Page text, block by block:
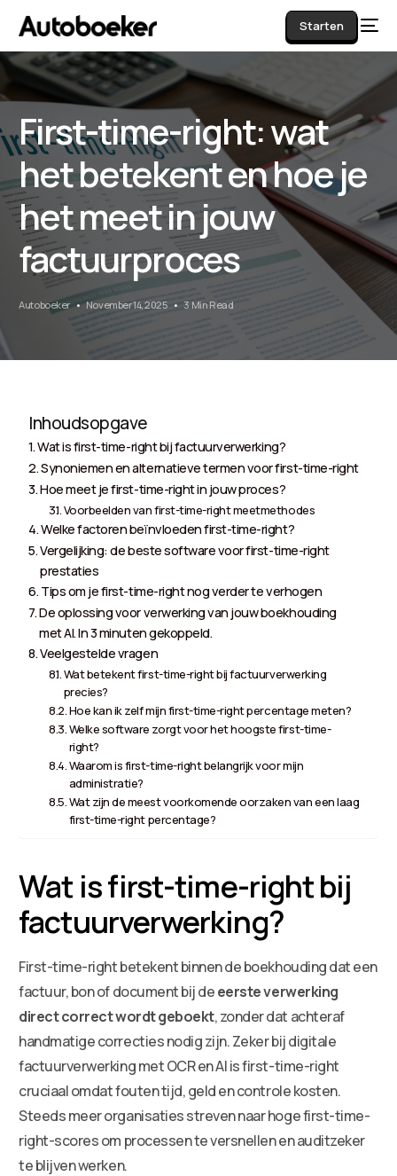
Starten
First-time-right: wat
het betekent en hoe je
het meet in jouw
factuurproces
Autoboeker November 14, 2025 3 Min Read
Inhoudsopgave
Wat is first-time-right bij factuurverwerking?
Synoniemen en alternatieve termen voor first-time-right
Hoe meet je first-time-right in jouw proces?
Voorbeelden van first-time-right meetmethodes
Welke factoren beïnvloeden first-time-right?
Vergelijking: de beste software voor first-time-right
prestaties
Tips om je first-time-right nog verder te verhogen
De oplossing voor verwerking van jouw boekhouding
met AI. In 3 minuten gekoppeld.
Veelgestelde vragen
Wat betekent first-time-right bij factuurverwerking
precies?
Hoe kan ik zelf mijn first-time-right percentage meten?
Welke software zorgt voor het hoogste first-time-
right?
Waarom is first-time-right belangrijk voor mijn
administratie?
Wat zijn de meest voorkomende oorzaken van een laag
first-time-right percentage?
Wat is first-time-right bij
factuurverwerking?
First-time-right betekent binnen de boekhouding dat een
factuur, bon of document bij deeerste verwerking
direct correct wordt geboekt, zonder dat achteraf
handmatige correcties nodig zijn. Zeker bij digitale
factuurverwerking met OCR en AI is first-time-right
cruciaal omdat fouten tijd, geld en controle kosten.
Steeds meer organisaties streven naar hoge first-time-
right-scores om processen te versnellen en auditzeker
te blijven werken.
AI